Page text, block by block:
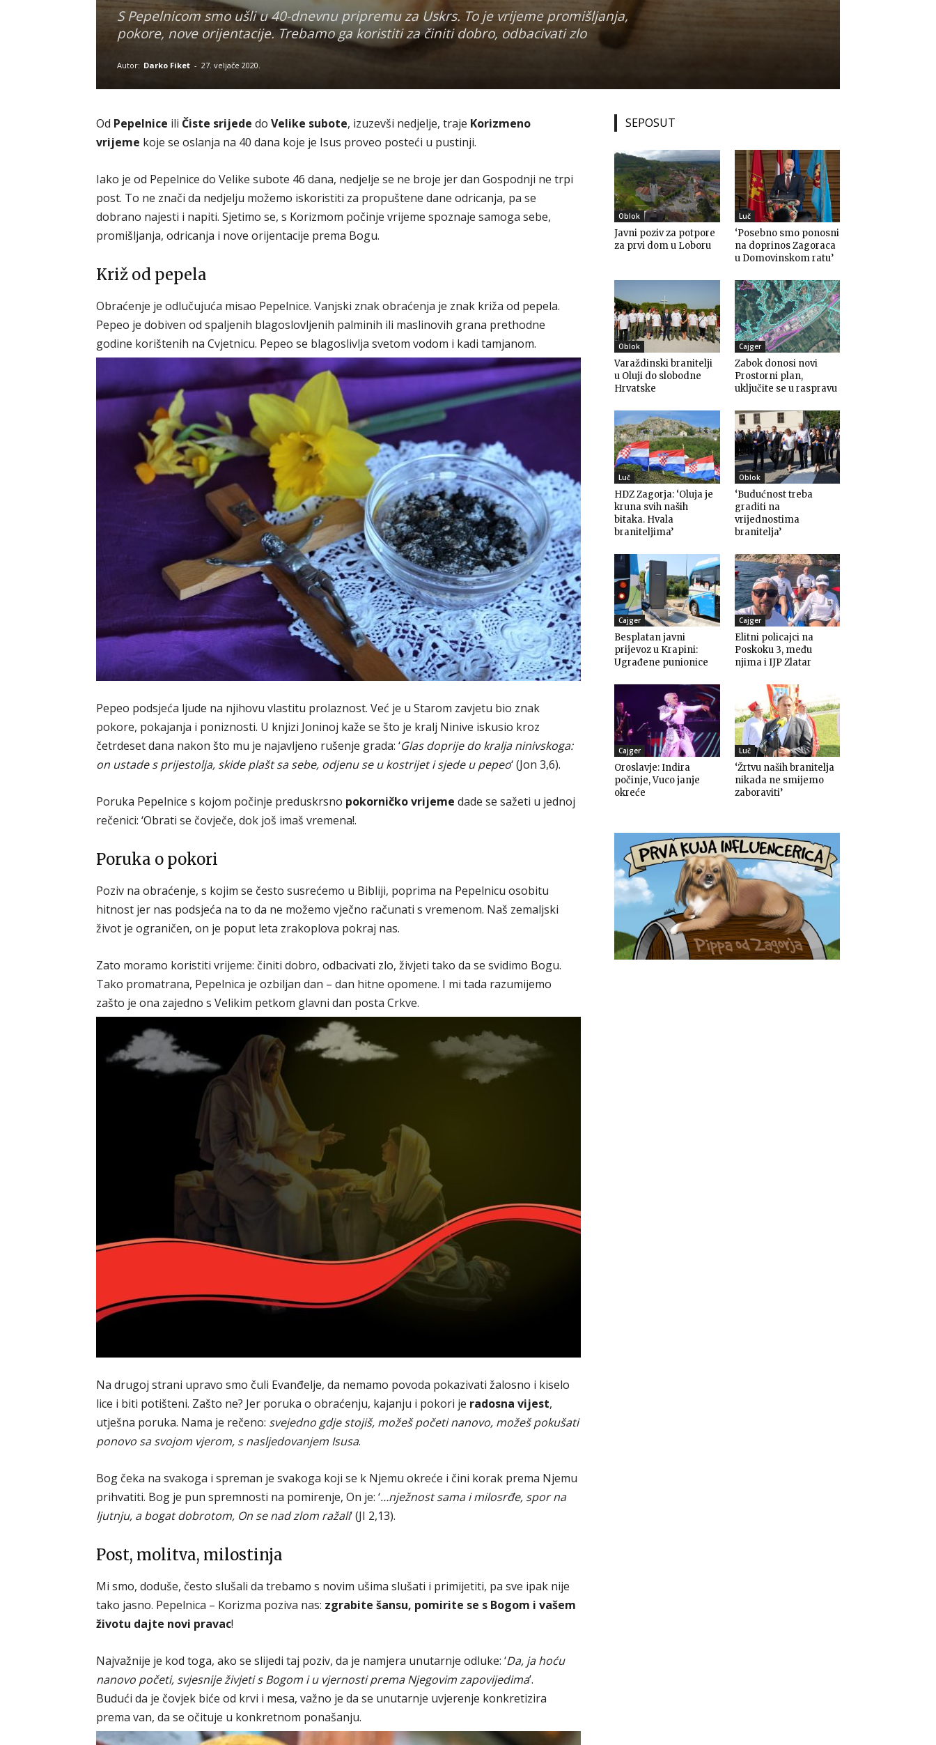
S Pepelnicom smo ušli u 40-dnevnu pripremu za Uskrs. To je vrijeme promišljanja,
pokore, nove orijentacije. Trebamo ga koristiti za činiti dobro, odbacivati zlo
Autor: Darko Fiket - 27. veljače 2020.
Od Pepelnice ili Čiste srijede do Velike subote, izuzevši nedjelje, traje Korizmeno
vrijeme koje se oslanja na 40 dana koje je Isus proveo posteći u pustinji.
Iako je od Pepelnice do Velike subote 46 dana, nedjelje se ne broje jer dan Gospodnji ne trpi
post. To ne znači da nedjelju možemo iskoristiti za propuštene dane odricanja, pa se
dobrano najesti i napiti. Sjetimo se, s Korizmom počinje vrijeme spoznaje samoga sebe,
promišljanja, odricanja i nove orijentacije prema Bogu.
Križ od pepela
Obraćenje je odlučujuća misao Pepelnice. Vanjski znak obraćenja je znak križa od pepela.
Pepeo je dobiven od spaljenih blagoslovljenih palminih ili maslinovih grana prethodne
godine korištenih na Cvjetnicu. Pepeo se blagoslivlja svetom vodom i kadi tamjanom.
Pepeo podsjeća ljude na njihovu vlastitu prolaznost. Već je u Starom zavjetu bio znak
pokore, pokajanja i poniznosti. U knjizi Joninoj kaže se što je kralj Ninive iskusio kroz
četrdeset dana nakon što mu je najavljeno rušenje grada: ‘Glas doprije do kralja ninivskoga:
on ustade s prijestolja, skide plašt sa sebe, odjenu se u kostrijet i sjede u pepeo‘ (Jon 3,6).
Poruka Pepelnice s kojom počinje preduskrsno pokorničko vrijeme dade se sažeti u jednoj
rečenici: ‘Obrati se čovječe, dok još imaš vremena!.
Poruka o pokori
Poziv na obraćenje, s kojim se često susrećemo u Bibliji, poprima na Pepelnicu osobitu
hitnost jer nas podsjeća na to da ne možemo vječno računati s vremenom. Naš zemaljski
život je ograničen, on je poput leta zrakoplova pokraj nas.
Zato moramo koristiti vrijeme: činiti dobro, odbacivati zlo, živjeti tako da se svidimo Bogu.
Tako promatrana, Pepelnica je ozbiljan dan – dan hitne opomene. I mi tada razumijemo
zašto je ona zajedno s Velikim petkom glavni dan posta Crkve.
Na drugoj strani upravo smo čuli Evanđelje, da nemamo povoda pokazivati žalosno i kiselo
lice i biti potišteni. Zašto ne? Jer poruka o obraćenju, kajanju i pokori je radosna vijest,
utješna poruka. Nama je rečeno: svejedno gdje stojiš, možeš početi nanovo, možeš pokušati
ponovo sa svojom vjerom, s nasljedovanjem Isusa.
Bog čeka na svakoga i spreman je svakoga koji se k Njemu okreće i čini korak prema Njemu
prihvatiti. Bog je pun spremnosti na pomirenje, On je: ‘…nježnost sama i milosrđe, spor na
ljutnju, a bogat dobrotom, On se nad zlom ražali‘ (JI 2,13).
Post, molitva, milostinja
Mi smo, doduše, često slušali da trebamo s novim ušima slušati i primijetiti, pa sve ipak nije
tako jasno. Pepelnica – Korizma poziva nas: zgrabite šansu, pomirite se s Bogom i vašem
životu dajte novi pravac!
Najvažnije je kod toga, ako se slijedi taj poziv, da je namjera unutarnje odluke: ‘Da, ja hoću
nanovo početi, svjesnije živjeti s Bogom i u vjernosti prema Njegovim zapovijedima’.
Budući da je čovjek biće od krvi i mesa, važno je da se unutarnje uvjerenje konkretizira
prema van, da se očituje u konkretnom ponašanju.
SEPOSUT
Oblok
Javni poziv za potpore
za prvi dom u Loboru
Luč
‘Posebno smo ponosni
na doprinos Zagoraca
u Domovinskom ratu’
Oblok
Varaždinski branitelji
u Oluji do slobodne
Hrvatske
Cajger
Zabok donosi novi
Prostorni plan,
uključite se u raspravu
Luč
HDZ Zagorja: ‘Oluja je
kruna svih naših
bitaka. Hvala
braniteljima’
Oblok
‘Budućnost treba
graditi na
vrijednostima
branitelja’
Cajger
Besplatan javni
prijevoz u Krapini:
Ugrađene punionice
Cajger
Elitni policajci na
Poskoku 3, među
njima i IJP Zlatar
Cajger
Oroslavje: Indira
počinje, Vuco janje
okreće
Luč
‘Žrtvu naših branitelja
nikada ne smijemo
zaboraviti’